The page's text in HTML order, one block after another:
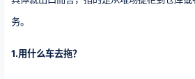
务。
1.用什么车去拖？